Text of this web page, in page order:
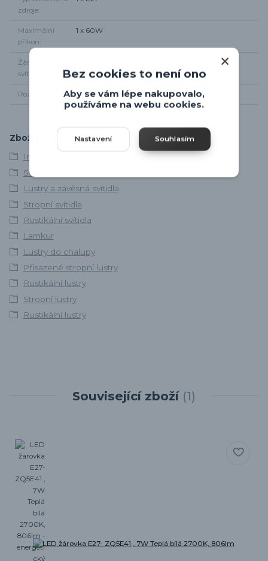
zdroje
Maximální
příkon
1 x 60W
Žárovky součástí
svítidla
Rozměr svítidla Od stropu 45cm, průměr 32,5cm
Zboží zařazeno v kategoriích
Interiérová svítidla
Svítidla skladem
Lustry a závěsná svítidla
Stropní svítidla
Rustikální svítidla
Lamkur
Lustry do chalupy
Přisazené stropní lustry
Rustikální lustry
Stropní lustry
Rustikální lustry
Související zboží 1
Bez cookies to není ono
Aby se vám lépe nakupovalo,
používáme na webu cookies.
Nastavení Souhlasím